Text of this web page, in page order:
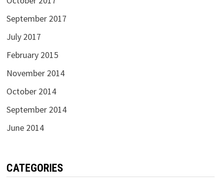
October 2017
September 2017
July 2017
February 2015
November 2014
October 2014
September 2014
June 2014
CATEGORIES